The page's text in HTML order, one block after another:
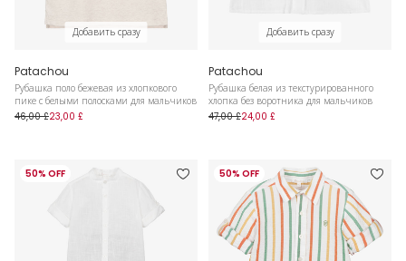
Добавить сразу
Patachou
Рубашка поло бежевая из хлопкового
пике с белыми полосками для мальчиков
46,00 £23,00 £
Добавить сразу
Patachou
Рубашка белая из текстурированного
хлопка без воротника для мальчиков
47,00 £24,00 £
50% OFF 50% OFF